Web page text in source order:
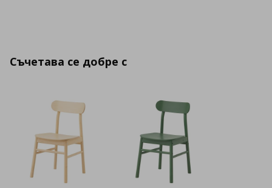
Съчетава се добре с